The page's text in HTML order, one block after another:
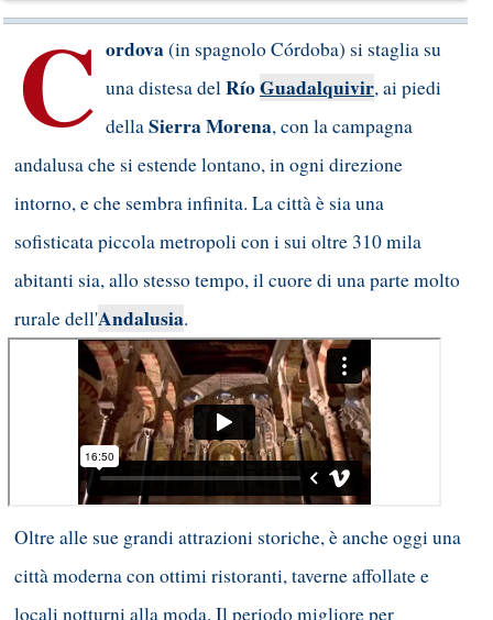
C ordova(in spagnolo Córdoba) si staglia su
una distesa delRíoGuadalquivir, ai piedi
dellaSierra Morena, con la campagna
andalusa che si estende lontano, in ogni direzione
intorno, e che sembra infinita. La città è sia una
sofisticata piccola metropoli con i sui oltre 310 mila
abitanti sia, allo stesso tempo, il cuore di una parte molto
rurale dell'Andalusia.
Oltre alle sue grandi attrazioni storiche, è anche oggi una
città moderna con ottimi ristoranti, taverne affollate e
locali notturni alla moda. Il periodo migliore per